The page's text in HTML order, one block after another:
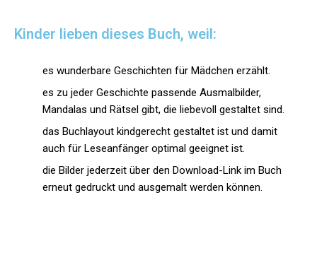
Kinder lieben dieses Buch, weil:
es wunderbare Geschichten für Mädchen erzählt.
es zu jeder Geschichte passende Ausmalbilder,
Mandalas und Rätsel gibt, die liebevoll gestaltet sind.
das Buchlayout kindgerecht gestaltet ist und damit
auch für Leseanfänger optimal geeignet ist.
die Bilder jederzeit über den Download-Link im Buch
erneut gedruckt und ausgemalt werden können.